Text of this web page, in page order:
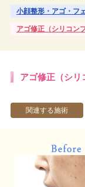
小顔整形・アゴ・フ
アゴ修正（シリコン
アゴ修正（シリ
関連する施術